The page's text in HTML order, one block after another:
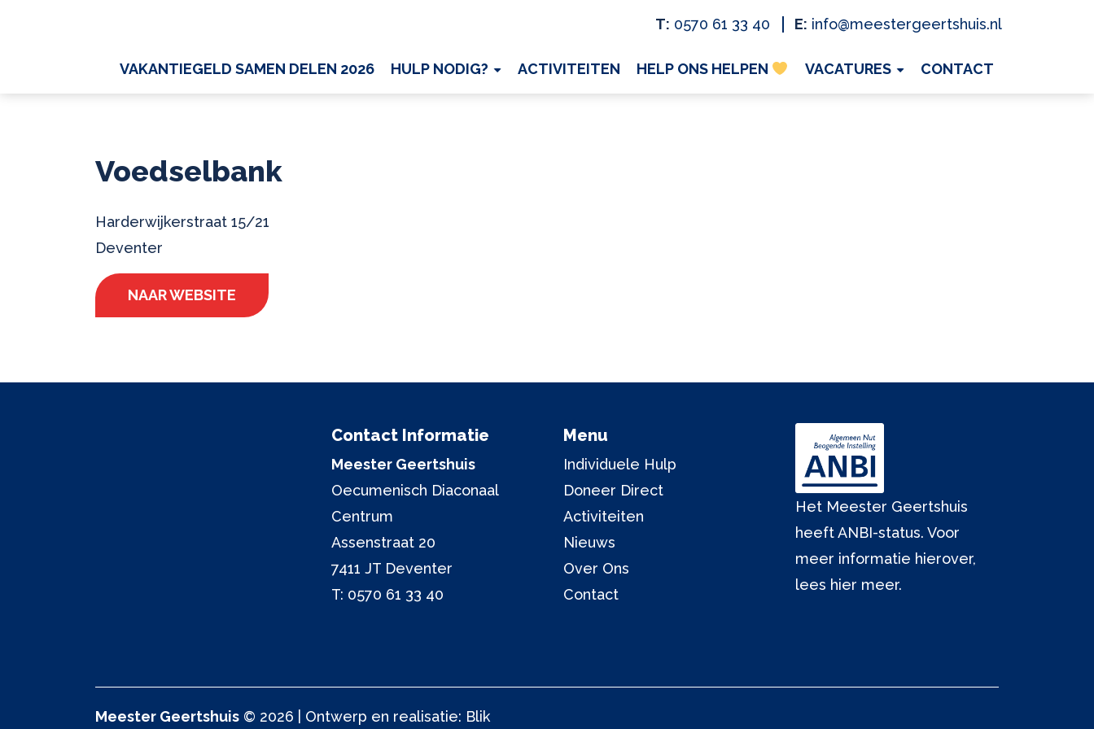
T: 0570 61 33 40 E: info@meestergeertshuis.nl
VAKANTIEGELD SAMEN DELEN 2026 HULP NODIG? ACTIVITEITEN HELP ONS HELPEN VACATURES CONTACT
Voedselbank
Harderwijkerstraat 15/21
Deventer
NAAR WEBSITE
Contact Informatie
Meester Geertshuis
Oecumenisch Diaconaal
Centrum
Assenstraat 20
7411 JT Deventer
T: 0570 61 33 40
Menu
Individuele Hulp
Doneer Direct
Activiteiten
Nieuws
Over Ons
Contact
Het Meester Geertshuis
heeft ANBI-status. Voor
meer informatie hierover,
lees hier meer.
Meester Geertshuis © 2026 | Ontwerp en realisatie: Blik